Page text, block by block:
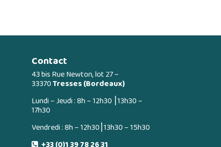
Contact
43 bis Rue Newton, lot 27 –
33370Tresses (Bordeaux)
Lundi – Jeudi : 8h – 12h30 ⎮13h30 –
17h30
Vendredi : 8h – 12h30⎮13h30 – 15h30